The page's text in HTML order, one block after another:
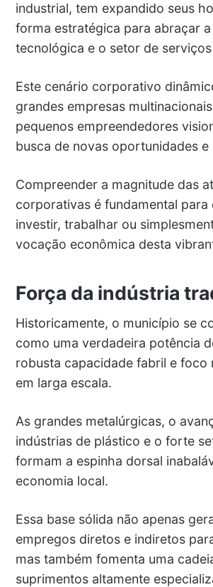
industrial, tem expandido seus
forma estratégica para abraçar
tecnológica e o setor de
Este cenário corporativo
grandes empresas
pequenos empreendedores
busca de novas oportunidades e
Compreender a magnitude das
corporativas é fundamental para
investir, trabalhar ou
vocação econômica desta
Força da indústria
Historicamente, o município se
como uma verdadeira potência
robusta capacidade fabril e foco
em larga escala.
As grandes metalúrgicas, o
indústrias de plástico e o forte
formam a espinha dorsal
economia local.
Essa base sólida não apenas
empregos diretos e indiretos
mas também fomenta uma
suprimentos altamente